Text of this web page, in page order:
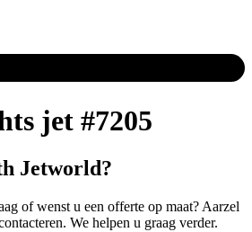
jet #7205
Jetworld?
of wenst u een offerte op maat? Aarzel
We helpen u graag verder.